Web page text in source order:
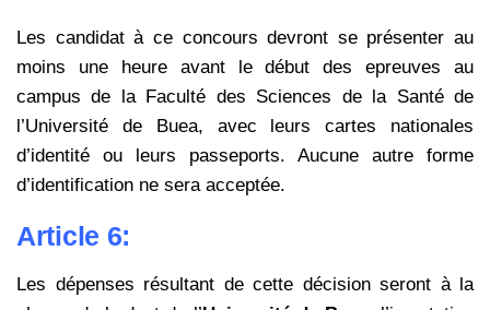
Les candidat à ce concours devront se présenter au
moins une heure avant le début des epreuves au
campus de la Faculté des Sciences de la Santé de
l’Université de Buea, avec leurs cartes nationales
d’identité ou leurs passeports. Aucune autre forme
d’identification ne sera acceptée.
Article 6:
Les dépenses résultant de cette décision seront à la